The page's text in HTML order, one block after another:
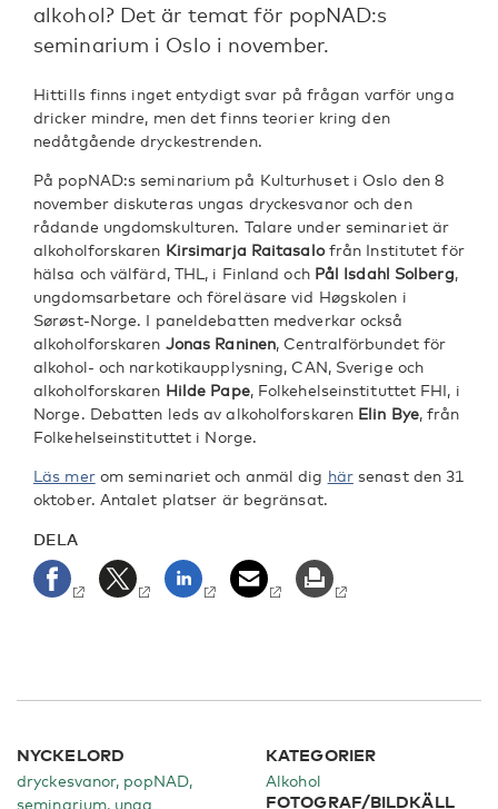
alkohol? Det är temat för popNAD:s
seminarium i Oslo i november.
Hittills finns inget entydigt svar på frågan varför unga
dricker mindre, men det finns teorier kring den
nedåtgående dryckestrenden.
På popNAD:s seminarium på Kulturhuset i Oslo den 8
november diskuteras ungas dryckesvanor och den
rådande ungdomskulturen. Talare under seminariet är
alkoholforskaren Kirsimarja Raitasalofrån Institutet för
hälsa och välfärd, THL, i Finland och Pål Isdahl Solberg,
ungdomsarbetare och föreläsare vid Høgskolen i
Sørøst-Norge. I paneldebatten medverkar också
alkoholforskaren Jonas Raninen, Centralförbundet för
alkohol- och narkotikaupplysning, CAN, Sverige och
alkoholforskaren Hilde Pape, Folkehelseinstituttet FHI, i
Norge. Debatten leds av alkoholforskaren Elin Bye, från
Folkehelseinstituttet i Norge.
Läs merom seminariet och anmäl dig härsenast den 31
oktober. Antalet platser är begränsat.
DELA
NYCKELORD
dryckesvanor, popNAD,
seminarium, unga
KATEGORIER
Alkohol
FOTOGRAF/BILDKÄLL